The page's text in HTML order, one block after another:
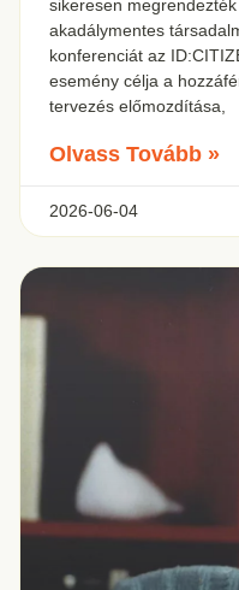
sikeresen
akadálymentes
konferenciát az
esemény célja a
tervezés előmozdítása,
Olvass Tovább »
2026-06-04